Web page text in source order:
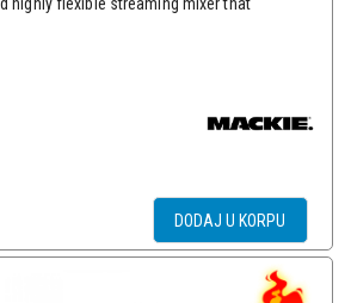
DODAJ U KORPU